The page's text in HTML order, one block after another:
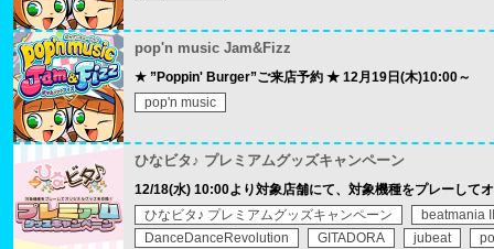
pop'n music Jam&Fizz
★ ”Poppin' Burger”ご来店予約 ★ 12月19日(木)10:00～
pop'n music
ひなビタ♪ プレミアムグッズキャンペーン
12/18(水) 10:00より対象店舗にて、対象機種をプレーして
ひなビタ♪ プレミアムグッズキャンペーン
beatmania
DanceDanceRevolution
GITADORA jubeat